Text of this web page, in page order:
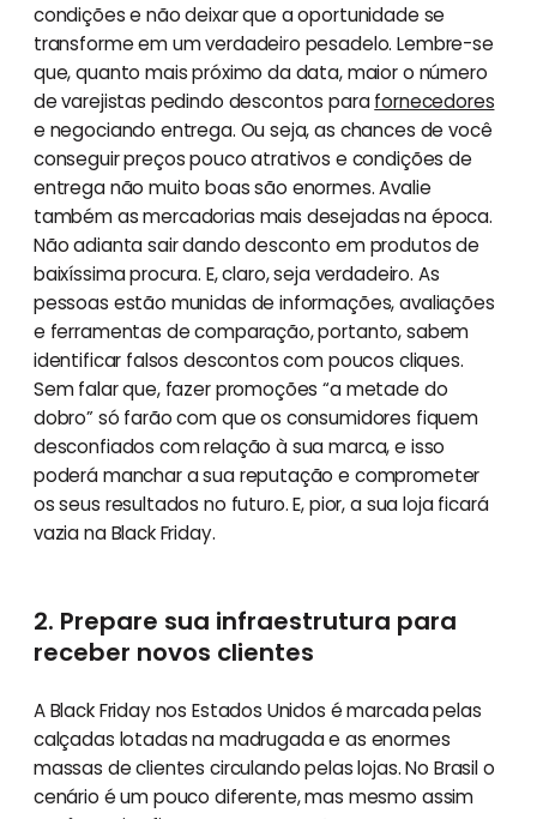
condições e não deixar que a oportunidade se
transforme em um verdadeiro pesadelo. Lembre-se
que, quanto mais próximo da data, maior o número
de varejistas pedindo descontos parafornecedores
e negociando entrega. Ou seja, as chances de você
conseguir preços pouco atrativos e condições de
entrega não muito boas são enormes. Avalie
também as mercadorias mais desejadas na época.
Não adianta sair dando desconto em produtos de
baixíssima procura. E, claro, seja verdadeiro. As
pessoas estão munidas de informações, avaliações
e ferramentas de comparação, portanto, sabem
identificar falsos descontos com poucos cliques.
Sem falar que, fazer promoções “a metade do
dobro” só farão com que os consumidores fiquem
desconfiados com relação à sua marca, e isso
poderá manchar a sua reputação e comprometer
os seus resultados no futuro. E, pior, a sua loja ficará
vazia na Black Friday.
2. Prepare sua infraestrutura para
receber novos clientes
A Black Friday nos Estados Unidos é marcada pelas
calçadas lotadas na madrugada e as enormes
massas de clientes circulando pelas lojas. No Brasil o
cenário é um pouco diferente, mas mesmo assim